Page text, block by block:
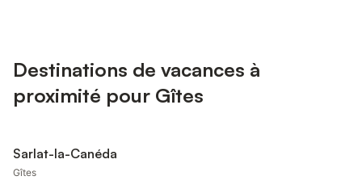
Destinations de vacances à
proximité pour Gîtes
Sarlat-la-Canéda
Gîtes